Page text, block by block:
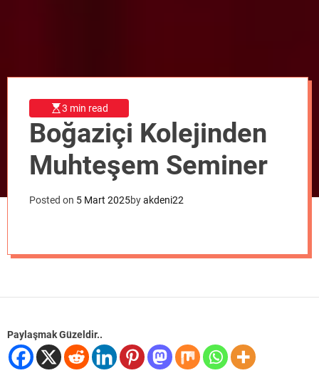
3 min read
Boğaziçi Kolejinden
Muhteşem Seminer
Posted on 5 Mart 2025byakdeni22
Paylaşmak Güzeldir..